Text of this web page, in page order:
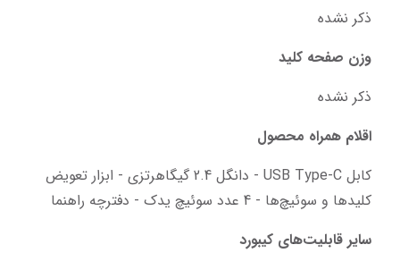
ذکر نشده
وزن صفحه کلید
ذکر نشده
اقلام همراه محصول
کلیدها و سوئیچ‌ها - 4 عدد سوئیچ یدک - دفترچه راهنما
سایر قابلیت‌های کیبورد